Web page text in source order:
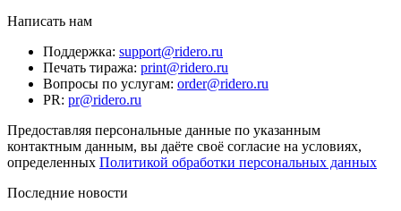
Написать нам
Поддержка: support@ridero.ru
Печать тиража: print@ridero.ru
Вопросы по услугам: order@ridero.ru
PR: pr@ridero.ru
Предоставляя персональные данные по указанным
контактным данным, вы даёте своё согласие на условиях,
определенных Политикой обработки персональных данных
Последние новости